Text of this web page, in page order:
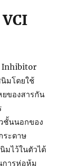
Inhibitor
มโดยใช้
ยของสารกัน
ชั้นนอกของ
ระดาษ
มไว้ในตัวได้
การห่อหุ้ม